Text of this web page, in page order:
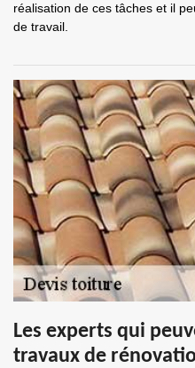
réalisation de ces tâches et il
de travail.
Les experts qui
travaux de